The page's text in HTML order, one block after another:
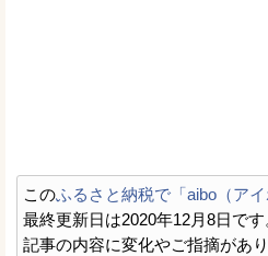
このふるさと納税で「aibo（ア
最終更新日は2020年12月8日です
記事の内容に変化やご指摘があ